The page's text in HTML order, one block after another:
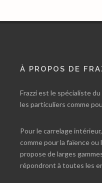
À PROPOS DE
Frazzi est le spécialiste
les particuliers comme
Pour le carrelage
comme pour la faïence ou
propose de larges
répondront à toutes les